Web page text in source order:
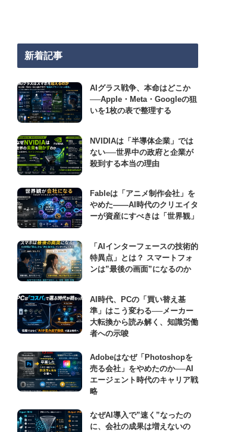
新着記事
AIグラス戦争、本命はどこか
──Apple・Meta・Googleの狙
いを1枚の表で整理する
NVIDIAは「半導体企業」では
ない──世界中の政府と企業が
殺到する本当の理由
Fableは「アニメ制作会社」を
やめた――AI時代のクリエイタ
ーが資産にすべきは「世界観」
「AIインターフェースの技術的
特異点」とは？ スマートフォ
ンは”最後の画面”になるのか
AI時代、PCの「買い替え基
準」はこう変わる──メーカー
大転換から読み解く、知識労働
者への示唆
Adobeはなぜ「Photoshopを
売る会社」をやめたのか──AI
エージェント時代のキャリア戦
略
なぜAI導入で”速く”なったの
に、会社の成果は増えないの